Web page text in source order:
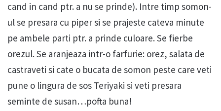
cand in cand ptr. a nu se prinde). Intre timp somon-
ul se presara cu piper si se prajeste cateva minute
pe ambele parti ptr. a prinde culoare. Se fierbe
orezul. Se aranjeaza intr-o farfurie: orez, salata de
castraveti si cate o bucata de somon peste care veti
pune o lingura de sos Teriyaki si veti presara
seminte de susan…pofta buna!